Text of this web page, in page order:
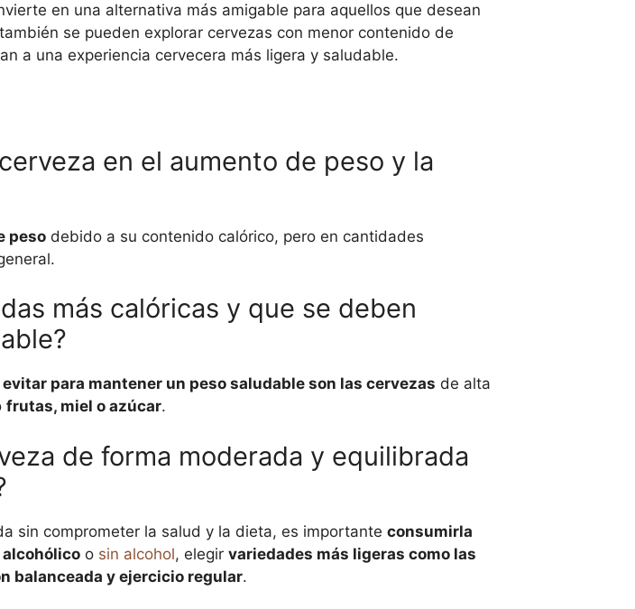
en una alternativa más amigable para aquellos que desean
se pueden explorar cervezas con menor contenido de
a una experiencia cervecera más ligera y saludable.
en el aumento de peso y la
peso debido a su contenido calórico, pero en cantidades
más calóricas y que se deben
para mantener un peso saludable son las cervezas de alta
frutas, miel o azúcar.
de forma moderada y equilibrada
sin comprometer la salud y la dieta, es importante consumirla
o sin alcohol, elegir variedades más ligeras como las
balanceada y ejercicio regular.